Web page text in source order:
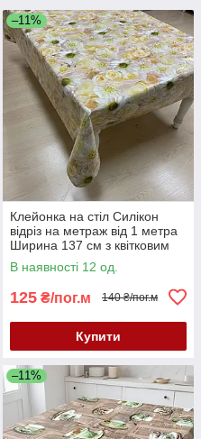
–11%
Клейонка на стіл Силікон
відріз на метраж від 1 метра
Ширина 137 см з квітковим
принтом
В наявності 12 од.
125 ₴/пог.м 140 ₴/пог.м
Купити
–11%